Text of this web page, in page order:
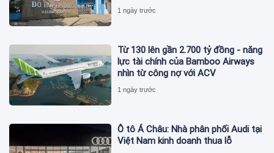
1 ngày trước
Từ 130 lên gần 2.700 tỷ đồng - năng
lực tài chính của Bamboo Airways
nhìn từ công nợ với ACV
1 ngày trước
Ô tô Á Châu: Nhà phân phối Audi tại
Việt Nam kinh doanh thua lỗ